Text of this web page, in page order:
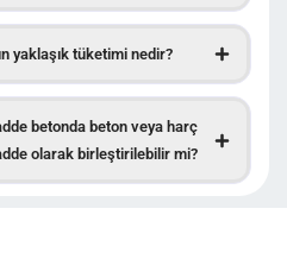
yaklaşık tüketimi nedir?
betonda beton veya harç
olarak birleştirilebilir mi?